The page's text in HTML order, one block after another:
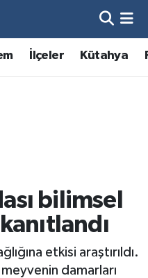
İlçeler Kütahya
bilimsel
etkisi araştırıldı.
damarları
Fikstür